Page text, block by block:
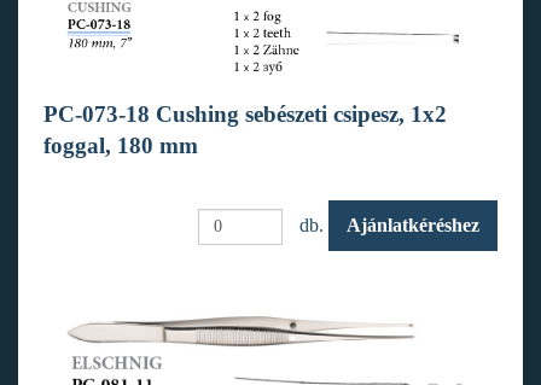
PC-073-18 Cushing sebészeti csipesz, 1x2
foggal, 180 mm
db. Ajánlatkéréshez